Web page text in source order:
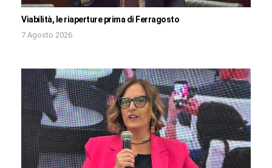
Viabilità, le riaperture prima di Ferragosto
7 Agosto 2026